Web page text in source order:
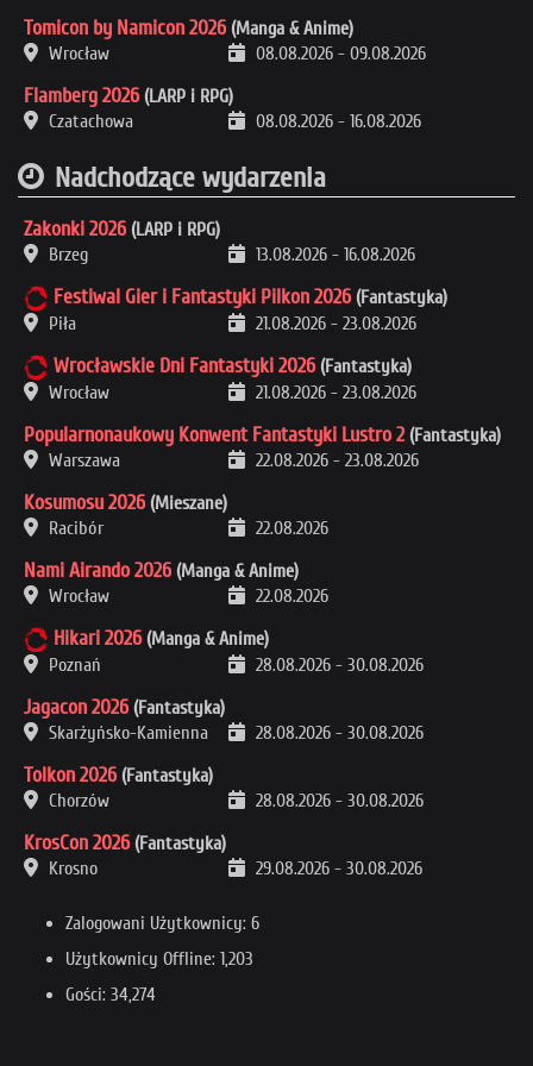
Tomicon by Namicon 2026 (Manga & Anime)
Wrocław
08.08.2026 - 09.08.2026
Flamberg 2026 (LARP i RPG)
Czatachowa
08.08.2026 - 16.08.2026
Nadchodzące wydarzenia
Zakonki 2026 (LARP i RPG)
Brzeg
13.08.2026 - 16.08.2026
Festiwal Gier i Fantastyki Pilkon 2026 (Fantastyka)
Piła
21.08.2026 - 23.08.2026
Wrocławskie Dni Fantastyki 2026 (Fantastyka)
Wrocław
21.08.2026 - 23.08.2026
Popularnonaukowy Konwent Fantastyki Lustro 2 (Fantastyka)
Warszawa
22.08.2026 - 23.08.2026
Kosumosu 2026 (Mieszane)
Racibór
22.08.2026
Nami Airando 2026 (Manga & Anime)
Wrocław
22.08.2026
Hikari 2026 (Manga & Anime)
Poznań
28.08.2026 - 30.08.2026
Jagacon 2026 (Fantastyka)
Skarżyńsko-Kamienna
28.08.2026 - 30.08.2026
Tolkon 2026 (Fantastyka)
Chorzów
28.08.2026 - 30.08.2026
KrosCon 2026 (Fantastyka)
Krosno
29.08.2026 - 30.08.2026
Zalogowani Użytkownicy: 6
Użytkownicy Offline: 1,203
Gości: 34,274